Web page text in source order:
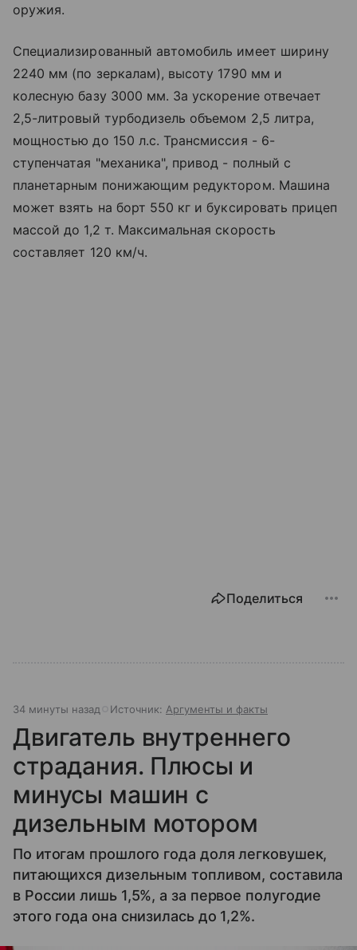
оружия.
Специализированный автомобиль имеет ширину
2240 мм (по зеркалам), высоту 1790 мм и
колесную базу 3000 мм. За ускорение отвечает
2,5-литровый турбодизель объемом 2,5 литра,
мощностью до 150 л.с. Трансмиссия - 6-
ступенчатая "механика", привод - полный с
планетарным понижающим редуктором. Машина
может взять на борт 550 кг и буксировать прицеп
массой до 1,2 т. Максимальная скорость
составляет 120 км/ч.
Поделиться
35 минут назад Источник:Аргументы и факты
Двигатель внутреннего
страдания. Плюсы и
минусы машин с
дизельным мотором
По итогам прошлого года доля легковушек,
питающихся дизельным топливом, составила
в России лишь 1,5%, а за первое полугодие
этого года она снизилась до 1,2%.